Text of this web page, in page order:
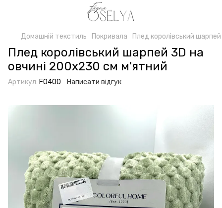
Домашній текстиль Покривала Плед королівський
Плед королівський шарпей 3D на
овчині 200x230 см м'ятний
Артикул: F0400 Написати відгук